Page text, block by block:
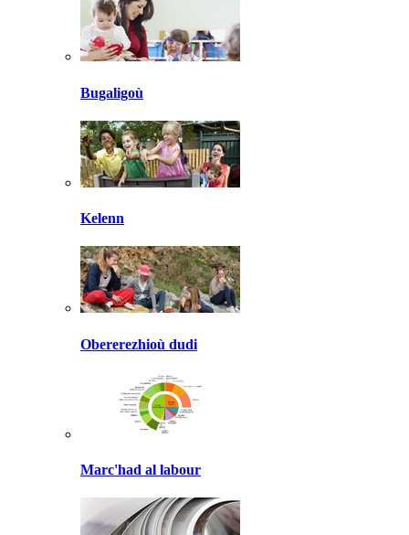
Bugaligoù
Kelenn
Obererezhioù dudi
Marc'had al labour